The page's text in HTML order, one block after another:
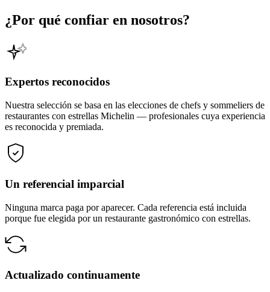
¿Por qué confiar en nosotros?
Expertos reconocidos
Nuestra selección se basa en las elecciones de chefs y sommeliers de
restaurantes con estrellas Michelin — profesionales cuya experiencia
es reconocida y premiada.
Un referencial imparcial
Ninguna marca paga por aparecer. Cada referencia está incluida
porque fue elegida por un restaurante gastronómico con estrellas.
Actualizado continuamente